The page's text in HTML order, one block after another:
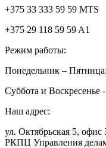
+375 33 333 59 59 MTS
+375 29 118 59 59 A1
Режим работы:
Понедельник –
Суббота и Воскресенье
Наш адрес:
ул. Октябрьская 5,
РКПЦ Управления